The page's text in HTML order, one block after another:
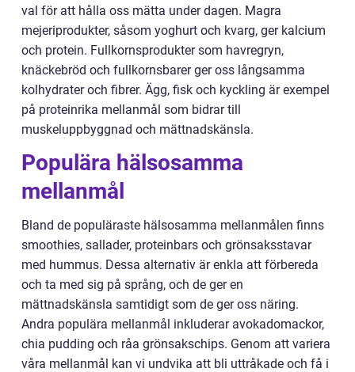
val för att hålla oss mätta under dagen. Magra
mejeriprodukter, såsom yoghurt och kvarg, ger kalcium
och protein. Fullkornsprodukter som havregryn,
knäckebröd och fullkornsbarer ger oss långsamma
kolhydrater och fibrer. Ägg, fisk och kyckling är exempel
på proteinrika mellanmål som bidrar till
muskeluppbyggnad och mättnadskänsla.
Populära hälsosamma
mellanmål
Bland de populäraste hälsosamma mellanmålen finns
smoothies, sallader, proteinbars och grönsaksstavar
med hummus. Dessa alternativ är enkla att förbereda
och ta med sig på språng, och de ger en
mättnadskänsla samtidigt som de ger oss näring.
Andra populära mellanmål inkluderar avokadomackor,
chia pudding och råa grönsakschips. Genom att variera
våra mellanmål kan vi undvika att bli uttråkade och få i